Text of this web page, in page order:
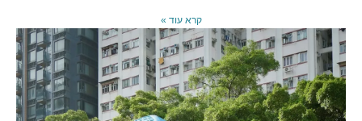
קרא עוד »